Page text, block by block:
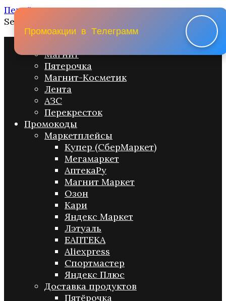
Перейти к содержанию
Search for:
Магнит
Пятерочка
Магнит-Косметик
Лента
АЗС
Перекресток
Промокоды
Маркетплейсы
Купер (СберМаркет)
Мегамаркет
АптекаРу
Магнит Маркет
Озон
Кари
Яндекс Маркет
Лэтуаль
ЕАПТЕКА
Aliexpress
Спортмастер
Яндекс Плюс
Доставка продуктов
Пятёрочка
Промоакции в Телеграмм